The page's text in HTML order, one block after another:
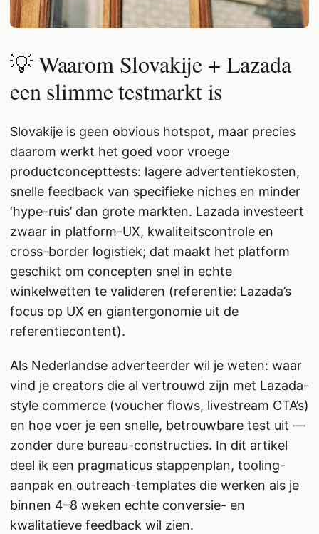
💡 Waarom Slovakije + Lazada
een slimme testmarkt is
Slovakije is geen obvious hotspot, maar precies
daarom werkt het goed voor vroege
productconcepttests: lagere advertentiekosten,
snelle feedback van specifieke niches en minder
‘hype-ruis’ dan grote markten. Lazada investeert
zwaar in platform-UX, kwaliteitscontrole en
cross-border logistiek; dat maakt het platform
geschikt om concepten snel in echte
winkelwetten te valideren (referentie: Lazada’s
focus op UX en giantergonomie uit de
referentiecontent).
Als Nederlandse adverteerder wil je weten: waar
vind je creators die al vertrouwd zijn met Lazada-
style commerce (voucher flows, livestream CTA’s)
en hoe voer je een snelle, betrouwbare test uit —
zonder dure bureau-constructies. In dit artikel
deel ik een pragmaticus stappenplan, tooling-
aanpak en outreach-templates die werken als je
binnen 4–8 weken echte conversie- en
kwalitatieve feedback wil zien.